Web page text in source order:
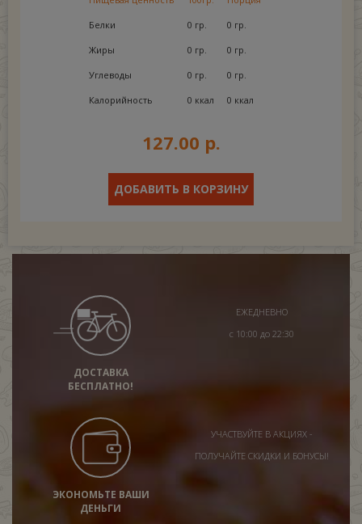
Белки 0 гр. 0 гр.
Жиры 0 гр. 0 гр.
Углеводы 0 гр. 0 гр.
Калорийность 0 ккал 0 ккал
127.00 р.
ДОБАВИТЬ В КОРЗИНУ
ДОСТАВКА
БЕСПЛАТНО!
ЕЖЕДНЕВНО
с 10:00 до 22:30
ЭКОНОМЬТЕ ВАШИ
ДЕНЬГИ
УЧАСТВУЙТЕ В АКЦИЯХ -
ПОЛУЧАЙТЕ СКИДКИ И БОНУСЫ!